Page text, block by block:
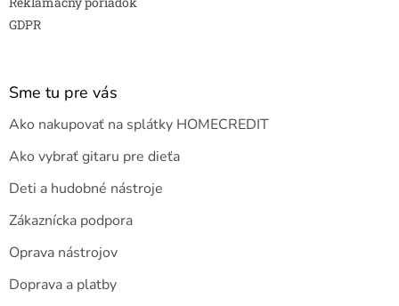
GDPR
Sme tu pre vás
Ako nakupovať na splátky HOMECREDIT
Ako vybrať gitaru pre dieťa
Deti a hudobné nástroje
Zákaznícka podpora
Oprava nástrojov
Doprava a platby